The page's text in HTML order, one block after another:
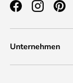
FacebookInstagram
Unternehmen